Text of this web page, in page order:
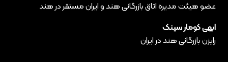
عضو هیئت مدیره اتاق بازرگانی هند و ایران مستقر در هند
ابهی کومار سینک
رایزن بازرگانی هند در ایران